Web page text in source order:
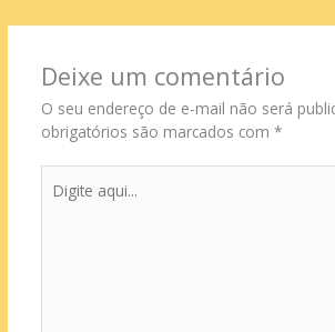
Deixe um comentário
O seu endereço de e-mail não será
obrigatórios são marcados com *
aqui...